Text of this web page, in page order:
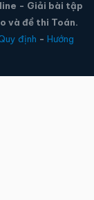
- Giải bài tập
và đề thi Toán.
định - Hướng